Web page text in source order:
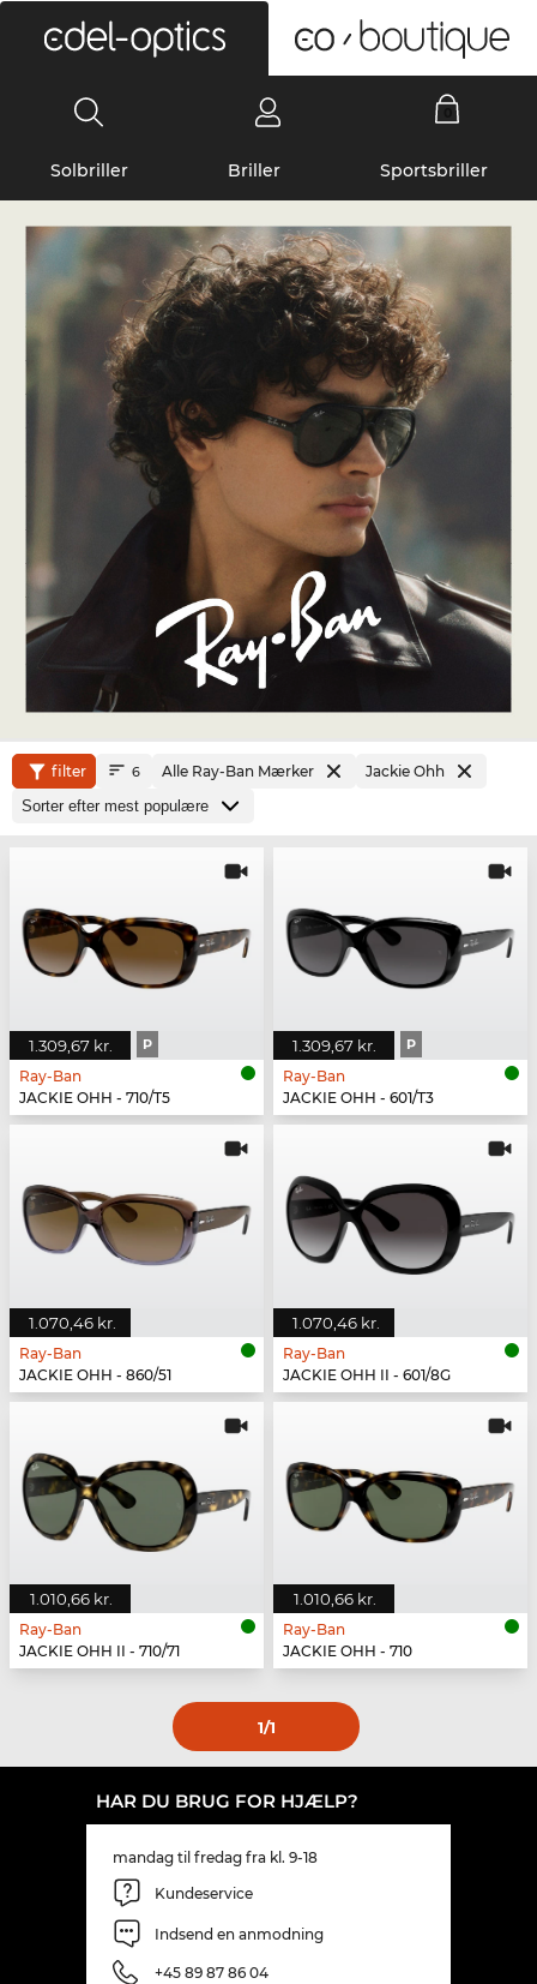
Solbriller Briller Sportsbriller
filter 6 Alle Ray-Ban Mærker Jackie Ohh
1.309,67 kr. P
Ray-Ban
JACKIE OHH - 710/T5
1.309,67 kr. P
Ray-Ban
JACKIE OHH - 601/T3
1.070,46 kr.
Ray-Ban
JACKIE OHH - 860/51
1.070,46 kr.
Ray-Ban
JACKIE OHH II - 601/8G
1.010,66 kr.
Ray-Ban
JACKIE OHH II - 710/71
1.010,66 kr.
Ray-Ban
JACKIE OHH - 710
1/1
HAR DU BRUG FOR HJÆLP?
mandag til fredag fra kl. 9-18
Kundeservice
Indsend en anmodning
+45 89 87 86 04